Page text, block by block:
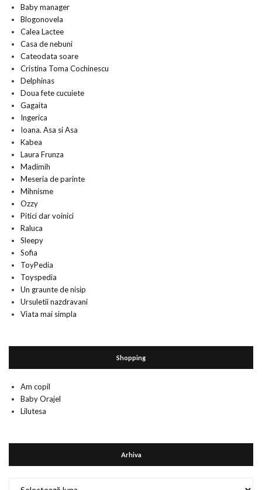
Baby manager
Blogonovela
Calea Lactee
Casa de nebuni
Cateodata soare
Cristina Toma Cochinescu
Delphinas
Doua fete cucuiete
Gagaita
Ingerica
Ioana. Asa si Asa
Kabea
Laura Frunza
Madimih
Meseria de parinte
Mihnisme
Ozzy
Pitici dar voinici
Raluca
Sleepy
Sofia
ToyPedia
Toyspedia
Un graunte de nisip
Ursuletii nazdravani
Viata mai simpla
Shopping
Am copil
Baby Orajel
Lilutesa
Arhiva